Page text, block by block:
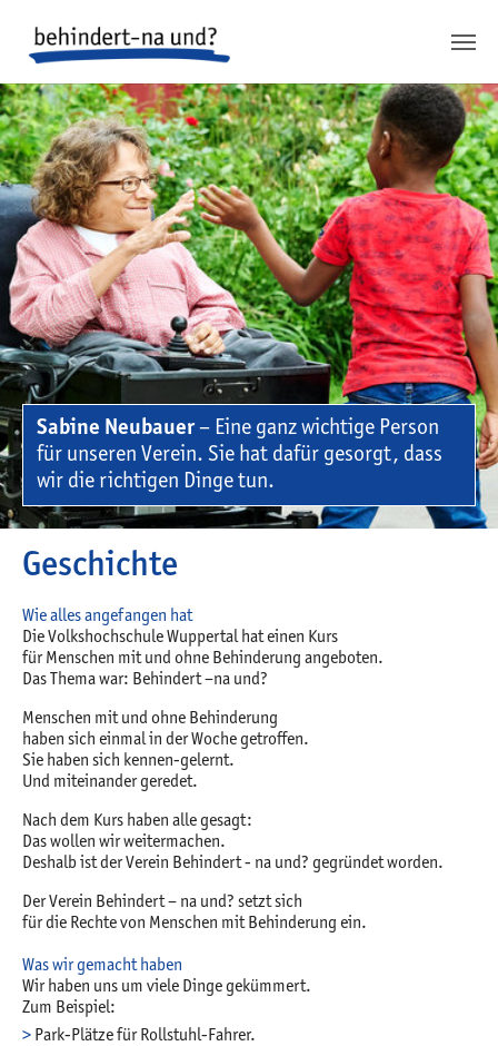
Sabine Neubauer– Eine ganz wichtige Person
für unseren Verein. Sie hat dafür gesorgt, dass
wir die richtigen Dinge tun.
Geschichte
Wie alles angefangen hat
Die Volkshochschule Wuppertal hat einen Kurs
für Menschen mit und ohne Behinderung angeboten.
Das Thema war: Behindert –na und?
Menschen mit und ohne Behinderung
haben sich einmal in der Woche getroffen.
Sie haben sich kennen-gelernt.
Und miteinander geredet.
Nach dem Kurs haben alle gesagt:
Das wollen wir weitermachen.
Deshalb ist der Verein Behindert - na und? gegründet worden.
Der Verein Behindert – na und? setzt sich
für die Rechte von Menschen mit Behinderung ein.
Was wir gemacht haben
Wir haben uns um viele Dinge gekümmert.
Zum Beispiel:
Park-Plätze für Rollstuhl-Fahrer.